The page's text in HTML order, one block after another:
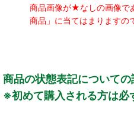
商品画像が★なしの画像で
商品」に当てはまりますの
商品の状態表記についての
※初めて購入される方は必